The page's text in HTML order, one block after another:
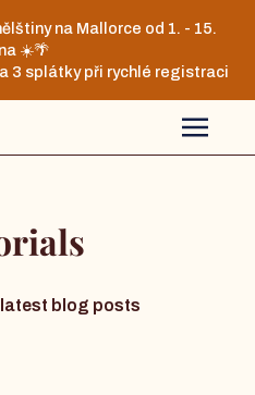
na Mallorce od 1. - 15.
☀️🌴
3 splátky při rychlé registraci
blog posts